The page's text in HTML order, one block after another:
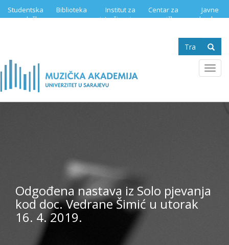
Studentska
služba
Biblioteka
Institut za
istraživanje
Centar za
muzičku
Javne
nabavke
Search
form
Odgođena nastava iz Solo pjevanja
kod doc. Vedrane Šimić u utorak
16. 4. 2019.